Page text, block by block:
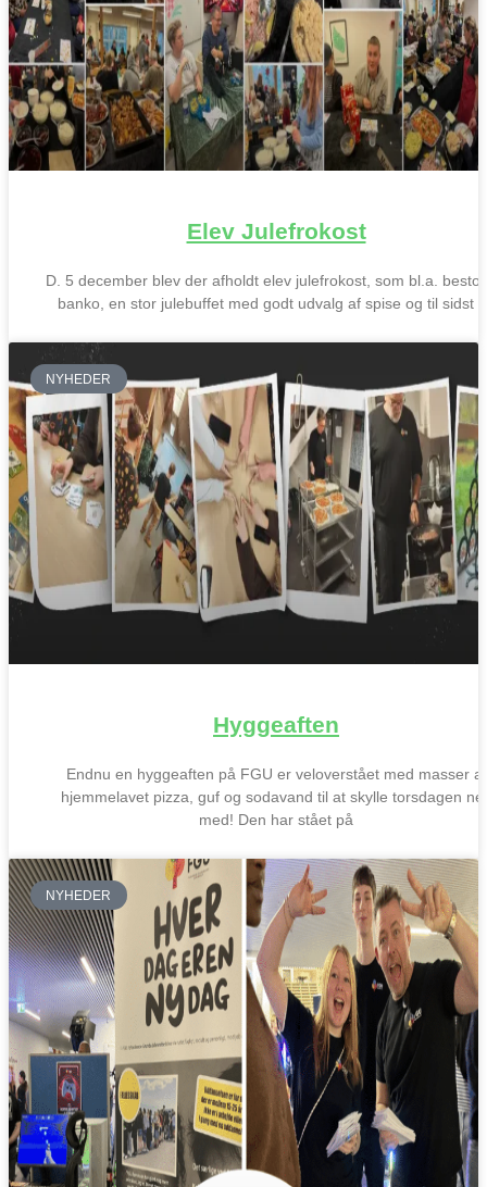
Elev Julefrokost
D. 5 december blev der afholdt elev julefrokost, som bl.a.
banko, en stor julebuffet med godt udvalg af spise og til sidst
NYHEDER
Hyggeaften
Endnu en hyggeaften på FGU er veloverstået med masser af
hjemmelavet pizza, guf og sodavand til at skylle torsdagen
med! Den har stået på
NYHEDER